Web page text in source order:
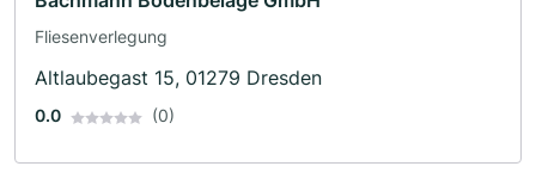
Fliesenverlegung
Altlaubegast 15, 01279 Dresden
0.0 (0)